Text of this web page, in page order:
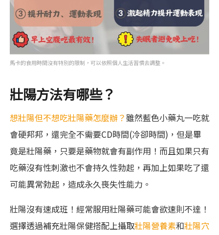
馬卡的食用時間沒有特別的限制，可以依照個人生活習慣去調整。
壯陽方法有哪些？
想壯陽但不想吃壯陽藥怎麼辦？ 雖然藍色小藥丸一吃就
會硬邦邦，還完全不需要CD時間(冷卻時間)，但是畢
竟是壯陽藥，只要是藥物就會有副作用！而且如果只有
吃藥沒有性刺激也不會持久性勃起，再加上如果吃了還
可能異常勃起，造成永久喪失性能力。
壯陽沒有速成班！經常服用壯陽藥可能會欲速則不達！
選擇透過補充壯陽保健搭配上攝取壯陽營養素和壯陽穴